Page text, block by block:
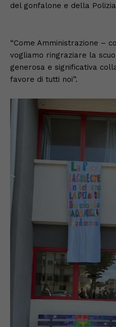
del gonfalone e della
“Come Amministrazione –
vogliamo ringraziare la
generosa e significativa
favore di tutti noi”.